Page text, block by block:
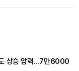
상승 압력…7만6000